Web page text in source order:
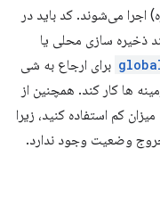
اجرا می‌شوند. کد باید در
ذخیره سازی محلی یا
برای ارجاع به شی
ها کار کند. همچنین از
کم استفاده کنید، زیرا
وضعیت وجود ندارد.